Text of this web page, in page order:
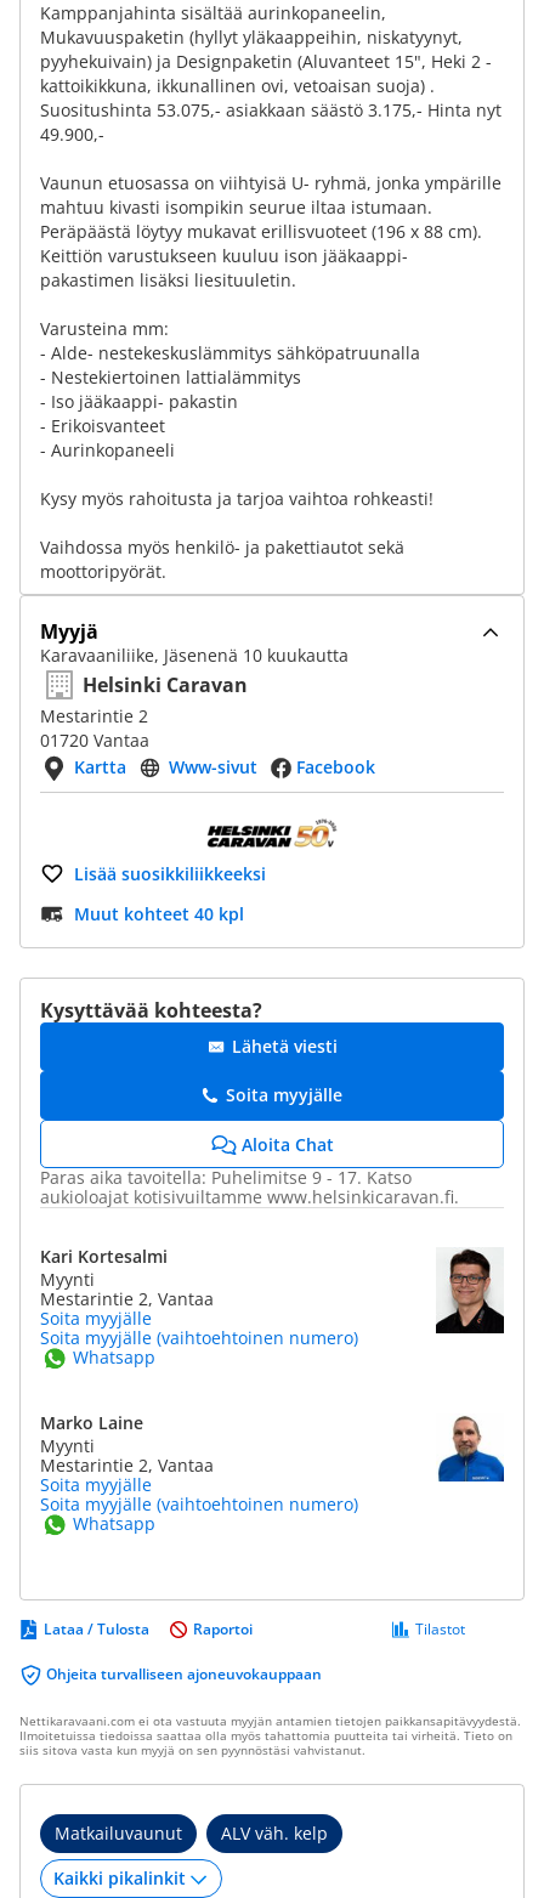
Kamppanjahinta sisältää aurinkopaneelin,
Mukavuuspaketin (hyllyt yläkaappeihin, niskatyynyt,
pyyhekuivain) ja Designpaketin (Aluvanteet 15", Heki 2 -
kattoikikkuna, ikkunallinen ovi, vetoaisan suoja) .
Suositushinta 53.075,- asiakkaan säästö 3.175,- Hinta nyt
49.900,-
Vaunun etuosassa on viihtyisä U- ryhmä, jonka ympärille
mahtuu kivasti isompikin seurue iltaa istumaan.
Peräpäästä löytyy mukavat erillisvuoteet (196 x 88 cm).
Keittiön varustukseen kuuluu ison jääkaappi-
pakastimen lisäksi liesituuletin.
Varusteina mm:
- Alde- nestekeskuslämmitys sähköpatruunalla
- Nestekiertoinen lattialämmitys
- Iso jääkaappi- pakastin
- Erikoisvanteet
- Aurinkopaneeli
Kysy myös rahoitusta ja tarjoa vaihtoa rohkeasti!
Vaihdossa myös henkilö- ja pakettiautot sekä
moottoripyörät.
Myyjä
Karavaaniliike, Jäsenenä 10 kuukautta
Helsinki Caravan
Mestarintie 2
01720 Vantaa
Kartta
Www-sivut Facebook
Lisää suosikkiliikkeeksi
Muut kohteet 40 kpl
Kysyttävää kohteesta?
Lähetä viesti
Soita myyjälle
Aloita Chat
Paras aika tavoitella: Puhelimitse 9 - 17. Katso
aukioloajat kotisivuiltamme www.helsinkicaravan.fi.
Kari Kortesalmi
Myynti
Mestarintie 2, Vantaa
Soita myyjälle
Soita myyjälle (vaihtoehtoinen numero)
Whatsapp
Marko Laine
Myynti
Mestarintie 2, Vantaa
Soita myyjälle
Soita myyjälle (vaihtoehtoinen numero)
Whatsapp
Lataa / Tulosta
Ohjeita turvalliseen ajoneuvokauppaan
Tilastot
Raportoi
Nettikaravaani.com ei ota vastuuta myyjän antamien tietojen paikkansapitävyydestä.
Ilmoitetuissa tiedoissa saattaa olla myös tahattomia puutteita tai virheitä. Tieto on
siis sitova vasta kun myyjä on sen pyynnöstäsi vahvistanut.
Matkailuvaunut ALV väh. kelp